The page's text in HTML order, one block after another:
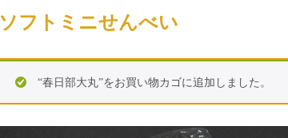
ソフトミニせんべい
“春日部大丸”をお買い物カゴに追加しました。